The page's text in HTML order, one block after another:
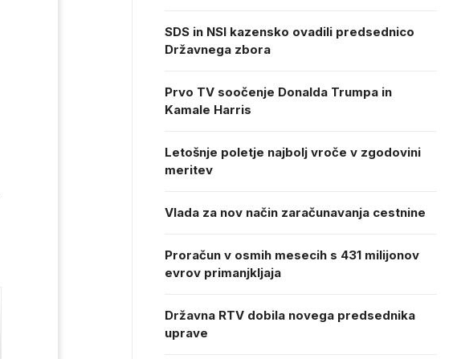
SDS in NSI kazensko ovadili predsednico
Državnega zbora
Prvo TV soočenje Donalda Trumpa in
Kamale Harris
Letošnje poletje najbolj vroče v zgodovini
meritev
Vlada za nov način zaračunavanja cestnine
Proračun v osmih mesecih s 431 milijonov
evrov primanjkljaja
Državna RTV dobila novega predsednika
uprave